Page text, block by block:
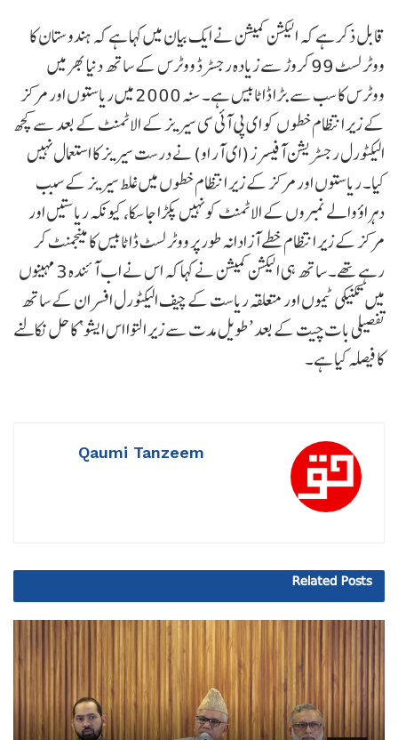
قابل ذکر ہے کہ الیکشن کمیشن نے ایک بیان میں کہا ہے کہ ہندوستان کا
ووٹر لسٹ 99 کروڑ سے زیادہ رجسٹرڈ ووٹرس کے ساتھ دنیا بھر میں
ووٹرس کا سب سے بڑا ڈاٹابیس ہے۔ سنہ 2000 میں ریاستوں اور مرکز
کے زیر انتظام خطوں کو ای پی آئی سی سیریز کے الاٹمنٹ کے بعد سے کچھ
الیکٹورل رجسٹریشن آفیسرز (ای آر او) نے درست سیریز کا استعمال نہیں
کیا۔ ریاستوں اور مرکز کے زیر انتظام خطوں میں غلط سیریز کے سبب
دہراؤ والے نمبروں کے الاٹمنٹ کو نہیں پکڑا جا سکا، کیونکہ ریاستیں اور
مرکز کے زیر انتظام خطے آزادانہ طور پر ووٹر لسٹ ڈاٹابیس کا مینجمنٹ کر
رہے تھے۔ ساتھ ہی الیکشن کمیشن نے کہا کہ اس نے اب آئندہ 3 مہینوں
میں تکنیکی ٹیموں اور متعلقہ ریاست کے چیف الیکٹورل افسران کے ساتھ
تفصیلی بات چیت کے بعد ’طویل مدت سے زیر التوا اس ایشو‘ کا حل نکالنے
کا فیصلہ کیا ہے۔
Qaumi Tanzeem
Related Posts